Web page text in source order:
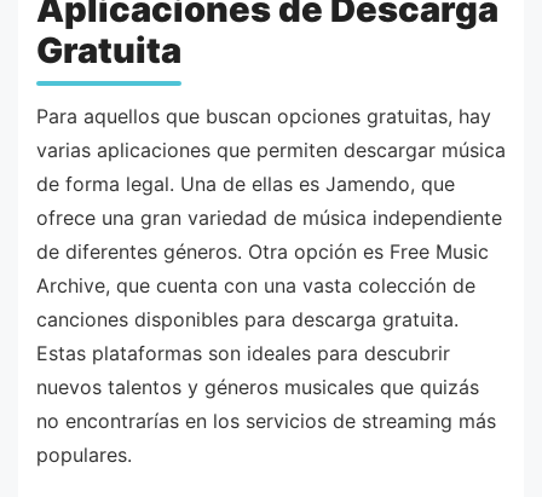
Aplicaciones de Descarga
Gratuita
Para aquellos que buscan opciones gratuitas, hay
varias aplicaciones que permiten descargar música
de forma legal. Una de ellas es Jamendo, que
ofrece una gran variedad de música independiente
de diferentes géneros. Otra opción es Free Music
Archive, que cuenta con una vasta colección de
canciones disponibles para descarga gratuita.
Estas plataformas son ideales para descubrir
nuevos talentos y géneros musicales que quizás
no encontrarías en los servicios de streaming más
populares.